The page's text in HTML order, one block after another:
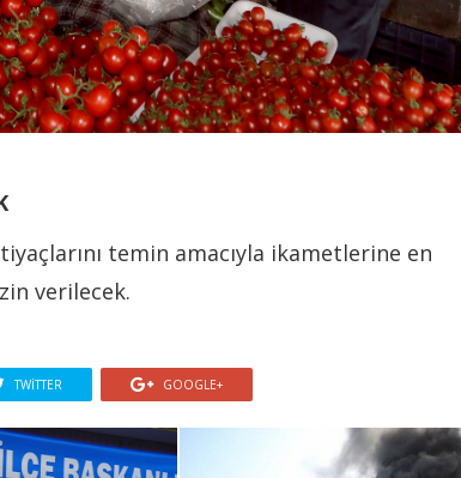
temin amacıyla ikametlerine en
verilecek.
TWITTER GOOGLE+